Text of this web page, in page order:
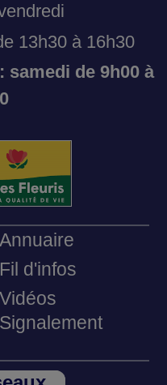
13h30 à 16h30
samedi de 9h00 à
Annuaire
Fil d'infos
Vidéos
Signalement